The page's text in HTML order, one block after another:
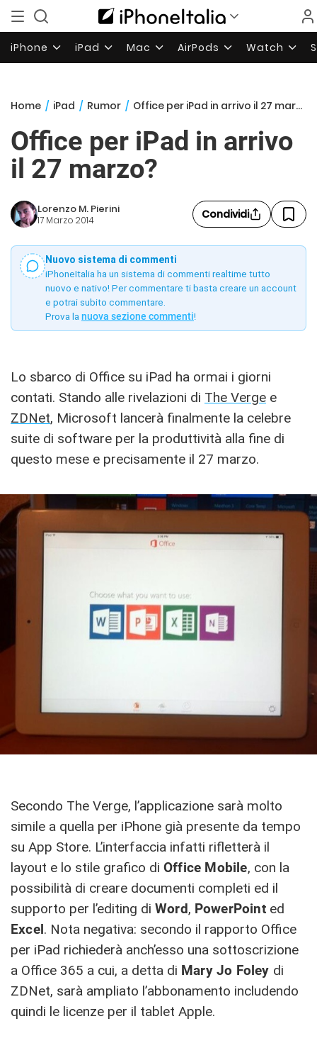
iPhone iPad Mac AirPods Watch
Home / iPad / Rumor / Office per iPad in arrivo il 27 marzo?
Office per iPad in arrivo
il 27 marzo?
Lorenzo M. Pierini
17 Marzo 2014 Condividi
Nuovo sistema di commenti
iPhoneItalia ha un sistema di commenti realtime tutto
nuovo e nativo! Per commentare ti basta creare un account
e potrai subito commentare.
Prova la nuova sezione commenti!
Lo sbarco di Office su iPad ha ormai i giorni
contati. Stando alle rivelazioni di The Verge e
ZDNet, Microsoft lancerà finalmente la celebre
suite di software per la produttività alla fine di
questo mese e precisamente il 27 marzo.
Secondo The Verge, l’applicazione sarà molto
simile a quella per iPhone già presente da tempo
su App Store. L’interfaccia infatti rifletterà il
layout e lo stile grafico di Office Mobile, con la
possibilità di creare documenti completi ed il
supporto per l’editing di Word, PowerPointed
Excel. Nota negativa: secondo il rapporto Office
per iPad richiederà anch’esso una sottoscrizione
a Office 365 a cui, a detta di Mary Jo Foley di
ZDNet, sarà ampliato l’abbonamento includendo
quindi le licenze per il tablet Apple.